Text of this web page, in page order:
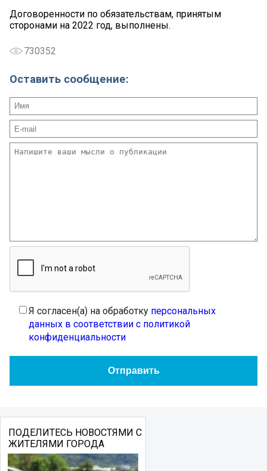
Договоренности по обязательствам, принятым
сторонами на 2022 год, выполнены.
730352
Оставить сообщение:
Я согласен(а) на обработку персональных
данных в соответствии с политикой
конфиденциальности
ПОДЕЛИТЕСЬ НОВОСТЯМИ С
ЖИТЕЛЯМИ ГОРОДА